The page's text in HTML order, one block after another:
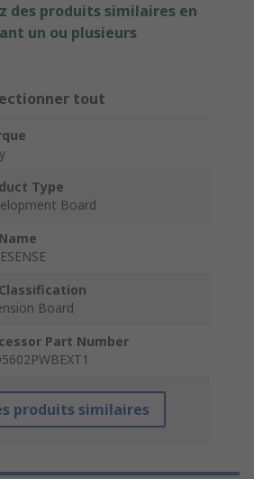
des produits similaires en
un ou plusieurs
tout
Type
Board
Board
Part Number
produits similaires